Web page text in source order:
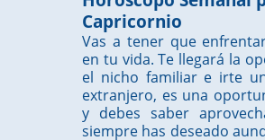
Capricornio
Vas a tener que
en tu vida. Te llegará la
el nicho familiar e irte
extranjero, es una
y debes saber
siempre has deseado